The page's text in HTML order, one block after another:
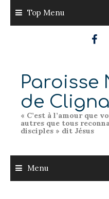
content
Top Menu
Paroisse
de
« C’est à l’amour que
autres que tous
disciples » dit Jésus
Menu